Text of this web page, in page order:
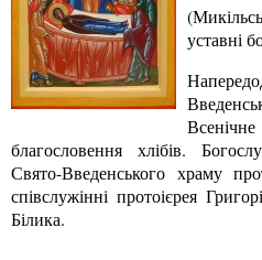
уставні
благословення хлібів.
Свято-Введенського храму
співслужінні протоієрея
Білика.